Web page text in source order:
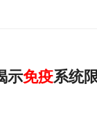
示免疫系统